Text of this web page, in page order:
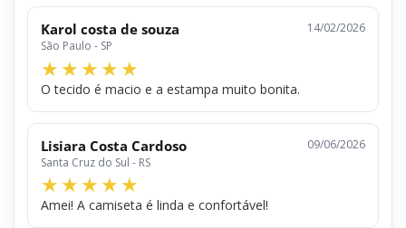
Karol costa de souza
São Paulo - SP
14/02/2026
O tecido é macio e a estampa muito bonita.
Lisiara Costa Cardoso
Santa Cruz do Sul - RS
09/06/2026
Amei! A camiseta é linda e confortável!